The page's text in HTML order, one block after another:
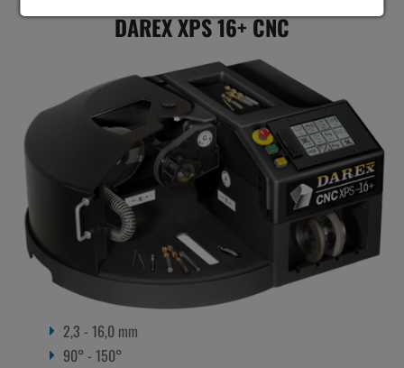
2,3 - 16,0 mm
90° - 150°
DAREX XPS 16+ CNC